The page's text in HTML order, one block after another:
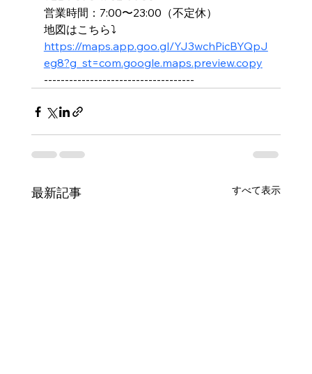
営業時間：7:00〜23:00（不定休）
地図はこちら⤵️
https://maps.app.goo.gl/YJ3wchPicBYQpJ
eg8?g_st=com.google.maps.preview.copy
------------------------------------
最新記事 すべて表示